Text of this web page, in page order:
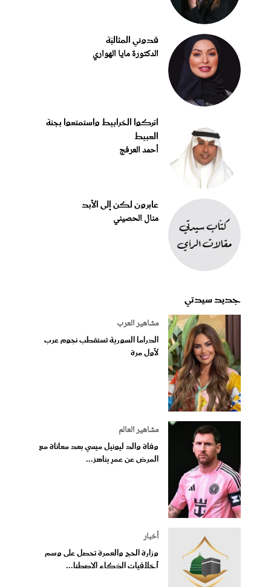
قدوتي المثاليّة
الدكتورة مايا الهواري
اتركوا الخرابيط واستمتعوا بجنة
العبيط
أحمد العرفج
عابرون لكن إلى الأبد
منال الحصيني
جديد سيدتي
مشاهير العرب
الدراما السورية تستقطب نجوم عرب
لأول مرة
مشاهير العالم
وفاة والد ليونيل ميسي بعد معاناة مع
المرض عن عمرٍ يناهز...
أخبار
وزارة الحج والعمرة تحصل على وسم
أخلاقيات الذكاء الاصطنا...